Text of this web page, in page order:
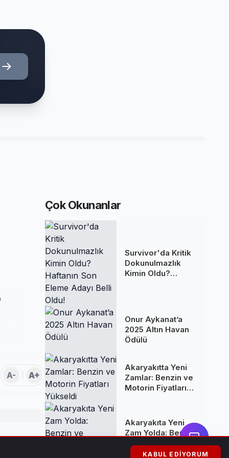
A- A+
Başkan
Çok Okunanlar
Survivor'da Kritik
Dokunulmazlık
Kimin Oldu?
Onur Aykanat’a
2025 Altın Havan
Ödülü
Akaryakıtta Yeni
Zamlar: Benzin ve
Motorin Fiyatları
Akaryakıta Yeni
Zam Yolda: Benzin
ve Motorine
Yüksek Artış
KABUL EDIYORUM